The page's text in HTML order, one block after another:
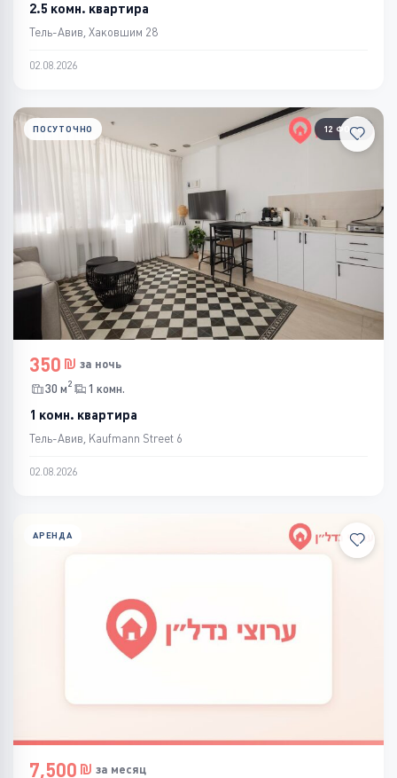
2.5 комн. квартира
Тель-Авив, Хаковшим 28
02.08.2026
12 ФОТО
ПОСУТОЧНО
350
за ночь
30 м2 1 комн.
1 комн. квартира
Тель-Авив, Kaufmann Street 6
02.08.2026
АРЕНДА
7,500 за месяц